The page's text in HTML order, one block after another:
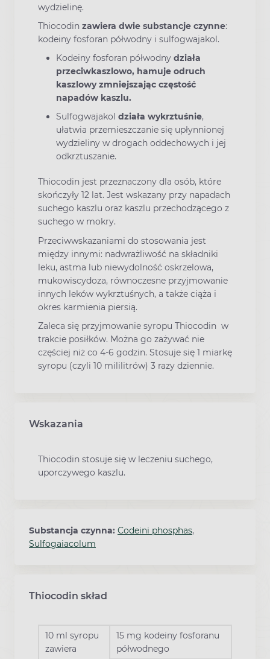
wydzielinę.
Thiocodin zawiera dwie substancje czynne:
kodeiny fosforan półwodny i sulfogwajakol.
Kodeiny fosforan półwodny działa
przeciwkaszlowo, hamuje odruch
kaszlowy zmniejszając częstość
napadów kaszlu.
Sulfogwajakol działa wykrztuśnie,
ułatwia przemieszczanie się upłynnionej
wydzieliny w drogach oddechowych i jej
odkrztuszanie.
Thiocodin jest przeznaczony dla osób, które
skończyły 12 lat. Jest wskazany przy napadach
suchego kaszlu oraz kaszlu przechodzącego z
suchego w mokry.
Przeciwwskazaniami do stosowania jest
między innymi: nadwrażliwość na składniki
leku, astma lub niewydolność oskrzelowa,
mukowiscydoza, równoczesne przyjmowanie
innych leków wykrztuśnych, a także ciąża i
okres karmienia piersią.
Zaleca się przyjmowanie syropu Thiocodin w
trakcie posiłków. Można go zażywać nie
częściej niż co 4-6 godzin. Stosuje się 1 miarkę
syropu (czyli 10 mililitrów) 3 razy dziennie.
Wskazania
Thiocodin stosuje się w leczeniu suchego,
uporczywego kaszlu.
Substancja czynna: Codeini phosphas,
Sulfogaiacolum
Thiocodin skład
10 ml syropu
zawiera
15 mg kodeiny fosforanu
półwodnego